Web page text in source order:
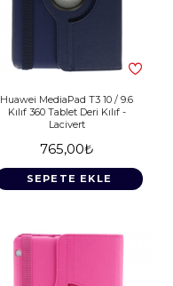
Huawei MediaPad T3 10 / 9.6
Kılıf 360 Tablet Deri Kılıf -
Lacivert
765,00₺
SEPETE EKLE